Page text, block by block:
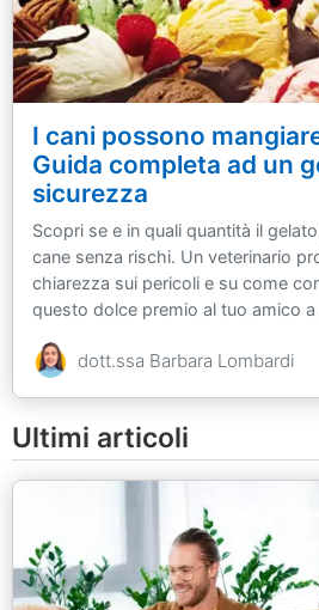
I cani possono
Guida completa ad un
sicurezza
Scopri se e in quali quantità il
cane senza rischi. Un veterinario
chiarezza sui pericoli e su come
questo dolce premio al tuo amico
dott.ssa Barbara Lombardi
Ultimi articoli